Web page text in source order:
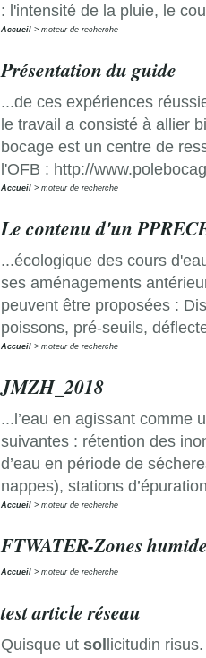
: l'intensité de la pluie, le
Accueil moteur de recherche
Présentation du guide
...de ces expériences
le travail a consisté à allier
bocage est un centre de
l'OFB : http://
Accueil moteur de recherche
Le contenu d'un
...écologique des cours
ses aménagements
peuvent être proposées :
poissons, pré-seuils,
Accueil moteur de recherche
JMZH_2018
...l’eau en agissant comme
suivantes : rétention des
d’eau en période de
nappes), stations
Accueil moteur de recherche
FTWATER-Zones
Accueil moteur de recherche
test article réseau
Quisque ut sollicitudin